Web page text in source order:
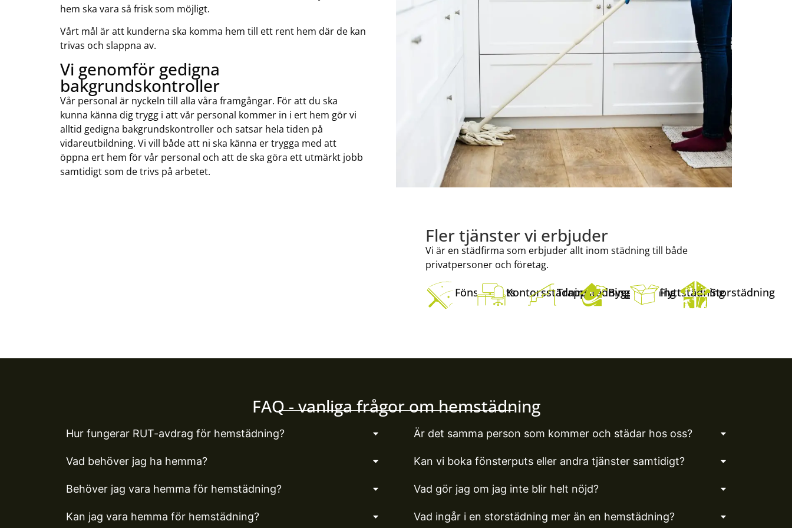
hem ska vara så frisk som möjligt.
Vårt mål är att kunderna ska komma hem till ett rent hem där de kan
trivas och slappna av.
Vi genomför gedigna
bakgrundskontroller
Vår personal är nyckeln till alla våra framgångar. För att du ska
kunna känna dig trygg i att vår personal kommer in i ert hem gör vi
alltid gedigna bakgrundskontroller och satsar hela tiden på
vidareutbildning. Vi vill både att ni ska känna er trygga med att
öppna ert hem för vår personal och att de ska göra ett utmärkt jobb
samtidigt som de trivs på arbetet.
Fler tjänster vi erbjuder
Vi är en städfirma som erbjuder allt inom städning till både
privatpersoner och företag.
FönsterputsKontorsstädningTrappstädningByggstädningFlyttstädningStorstädning
FAQ - vanliga frågor om hemstädning
Hur fungerar RUT-avdrag för hemstädning?
Vad behöver jag ha hemma?
Behöver jag vara hemma för hemstädning?
Kan jag vara hemma för hemstädning?
Är det samma person som kommer och städar hos oss?
Kan vi boka fönsterputs eller andra tjänster samtidigt?
Vad gör jag om jag inte blir helt nöjd?
Vad ingår i en storstädning mer än en hemstädning?